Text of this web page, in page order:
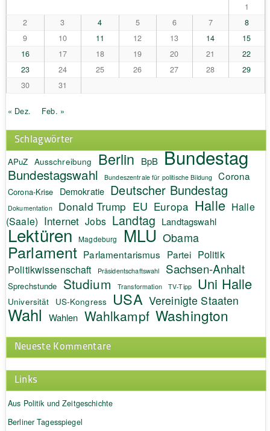
1
2
3 4 5 6 7
8
9
10 11 12 13 14
15
16
17 18 19 20 21
22
23
24 25 26 27 28
29
30
31
« Dez. Feb. »
Schlagwörter
APuZ Ausschreibung Berlin BpB Bundestag
Bundestagswahl Bundeszentrale für politische Bildung Corona
Corona-Krise Demokratie Deutscher Bundestag
Dokumentation Donald Trump EU Europa Halle Halle
(Saale) Internet Jobs Landtag Landtagswahl
Lektüren Magdeburg MLU Obama
Parlament Parlamentarismus Partei Politik
Politikwissenschaft Präsidentschaftswahl Sachsen-Anhalt
Sprechstunde Studium Transformation TV-Tipp Uni Halle
Universität US-Kongress USA Vereinigte Staaten
Wahl Wahlen Wahlkampf Washington
Neueste Kommentare
Links
Aus Politik und Zeitgeschichte
Berliner Tagesspiegel